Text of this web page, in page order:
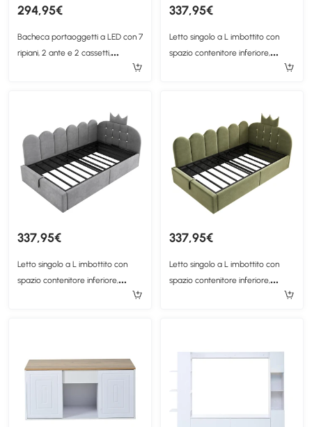
294,95€
Bacheca portaoggetti a LED con 7
ripiani, 2 ante e 2 cassetti,
337,95€
Letto singolo a L imbottito con
spazio contenitore inferiore,
337,95€
Letto singolo a L imbottito con
spazio contenitore inferiore,
337,95€
Letto singolo a L imbottito con
spazio contenitore inferiore,